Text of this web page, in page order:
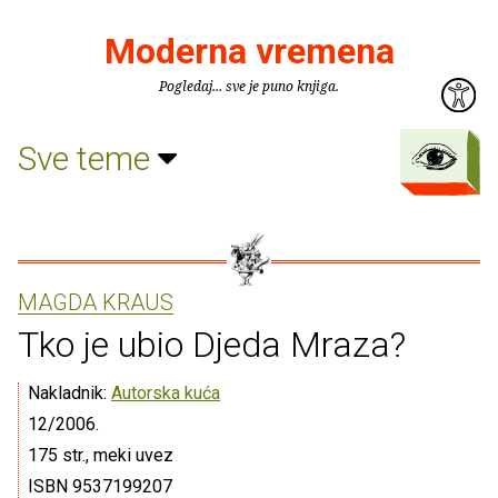
Moderna vremena
Pogledaj... sve je puno knjiga.
Sve teme
MAGDA KRAUS
Tko je ubio Djeda Mraza?
Nakladnik: Autorska kuća
12/2006.
175 str., meki uvez
ISBN 9537199207